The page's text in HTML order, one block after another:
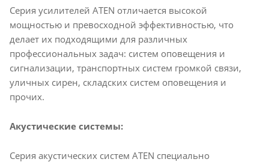
Серия усилителей ATEN отличается высокой
мощностью и превосходной эффективностью, что
делает их подходящими для различных
профессиональных задач: систем оповещения и
сигнализации, транспортных систем громкой связи,
уличных сирен, складских систем оповещения и
прочих.
Акустические системы:
Серия акустических систем ATEN специально